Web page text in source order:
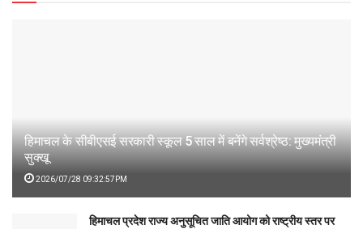
हिमाचल के सीबीएसई सरकारी स्कूल 5 साल में बनेंगे सर्वश्रेष्ठ: मुख्यमंत्री
सुक्खू
2026/07/28 09:32:57PM
हिमाचल प्रदेश राज्य अनुसूचित जाति आयोग को राष्ट्रीय स्तर पर